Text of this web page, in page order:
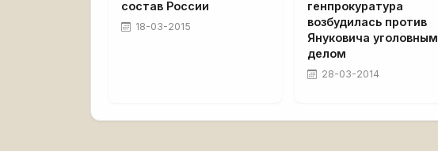
состав России
18-03-2015
генпрокуратура
возбудилась против
Януковича уголовным
делом
28-03-2014